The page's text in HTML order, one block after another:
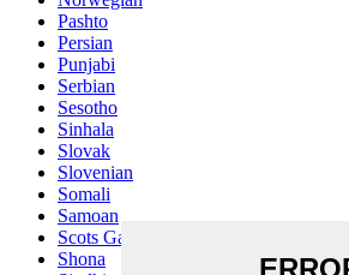
Pashto
Persian
Punjabi
Serbian
Sesotho
Sinhala
Slovak
Slovenian
Somali
Samoan
Scots Gaelic
Shona